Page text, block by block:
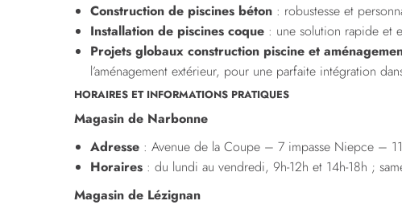
Construction de piscines béton : robustesse et
Installation de piscines coque : une solution rapide et
Projets globaux construction piscine et
l’aménagement extérieur, pour une parfaite intégration
HORAIRES ET INFORMATIONS PRATIQUES
Magasin de Narbonne
Adresse : Avenue de la Coupe – 7 impasse Niepce –
Horaires : du lundi au vendredi, 9h-12h et 14h-18h ;
Magasin de Lézignan